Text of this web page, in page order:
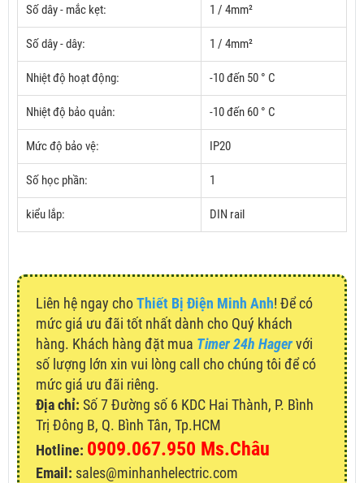
Số dây - mắc kẹt: 1 / 4mm²
Số dây - dây: 1 / 4mm²
Nhiệt độ hoạt động: -10 đến 50 ° C
Nhiệt độ bảo quản: -10 đến 60 ° C
Mức độ bảo vệ: IP20
Số học phần: 1
kiểu lắp: DIN rail
Liên hệ ngay choThiết Bị Điện Minh Anh! Để có
mức giá ưu đãi tốt nhất dành cho Quý khách
hàng. Khách hàng đặt mua Timer 24h Hagervới
số lượng lớn xin vui lòng call cho chúng tôi để có
mức giá ưu đãi riêng.
Địa chỉ: Số 7 Đường số 6 KDC Hai Thành, P. Bình
Trị Đông B, Q. Bình Tân, Tp.HCM
Hotline: 0909.067.950 Ms.Châu
Email: sales@minhanhelectric.com